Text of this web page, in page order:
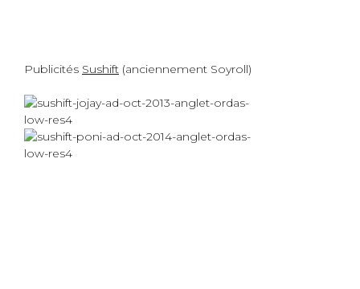
Publicités Sushift (anciennement Soyroll)